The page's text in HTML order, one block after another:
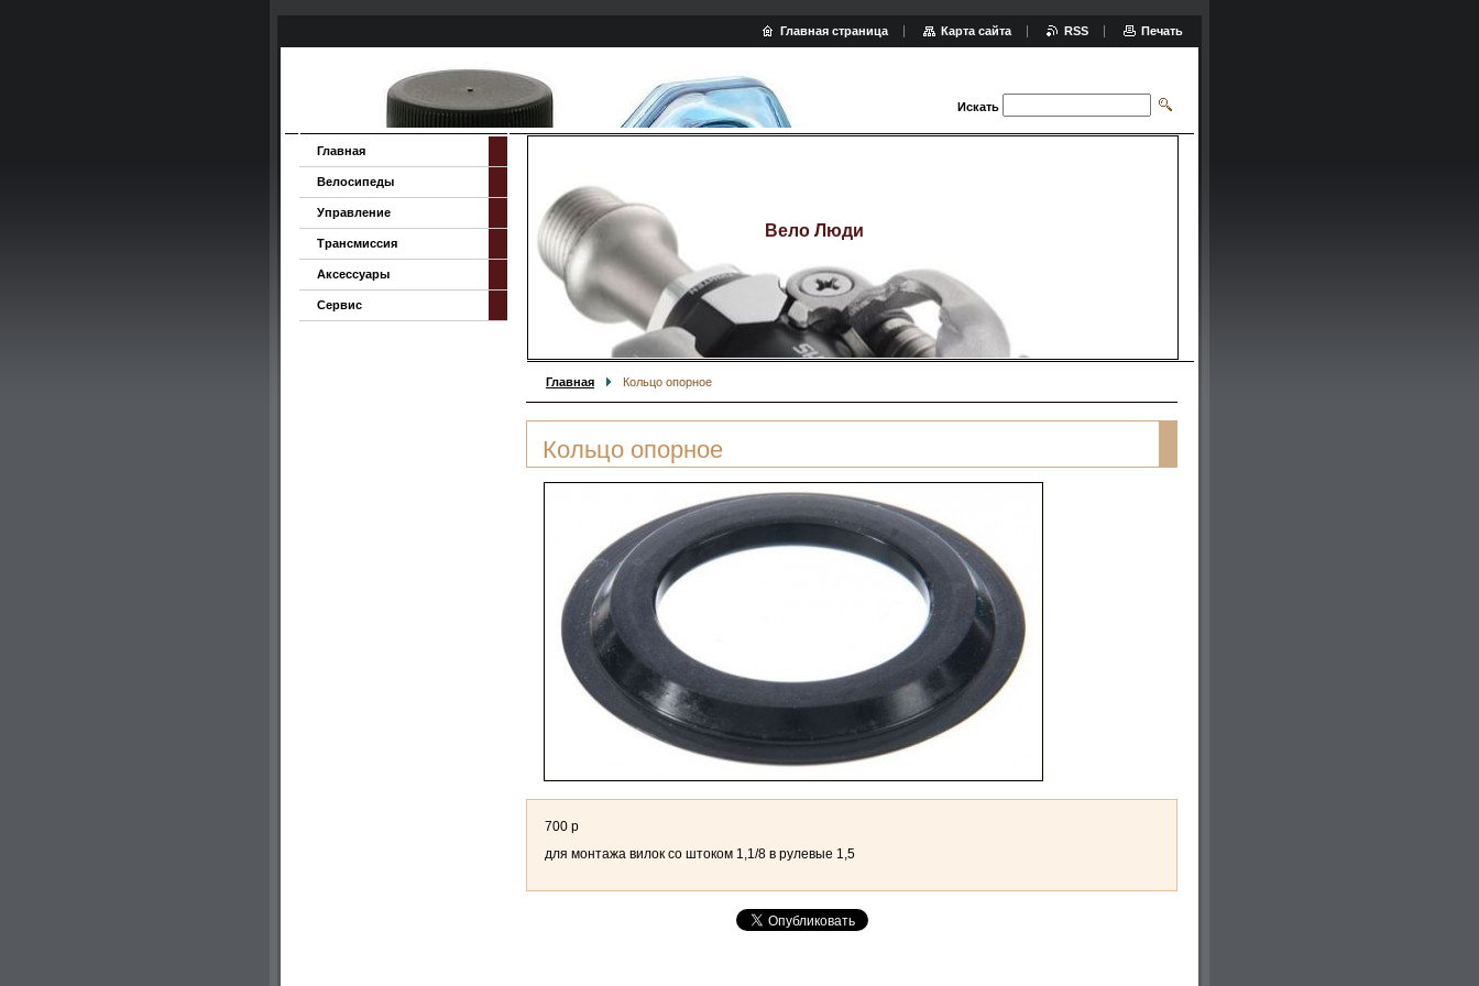
Искать
Вело Люди
Главная Кольцо опорное
Кольцо опорное
700 р
для монтажа вилок со штоком 1,1/8 в рулевые 1,5
Главная
Велосипеды
Управление
Трансмиссия
Аксессуары
Сервис
Главная страница Карта сайта RSS Печать